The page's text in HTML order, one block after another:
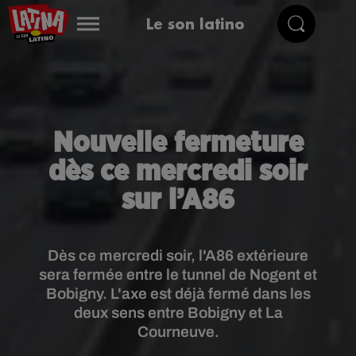
Le son latino
Nouvelle fermeture
dès ce mercredi soir
sur l’A86
Dès ce mercredi soir, l'A86 extérieure
sera fermée entre le tunnel de Nogent et
Bobigny. L'axe est déjà fermé dans les
deux sens entre Bobigny et La
Courneuve.